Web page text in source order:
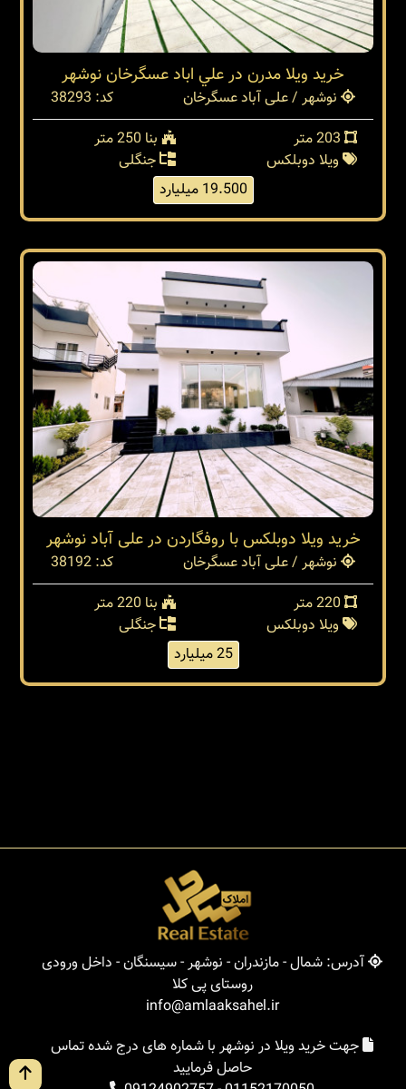
خريد ويلا مدرن در علي اباد عسگرخان نوشهر
نوشهر / علی آباد عسگرخان
کد: 38293
بنا 250 متر
ویلا دوبلکس
جنگلی
19.500 میلیارد
خرید ویلا دوبلکس با روفگاردن در علی آباد نوشهر
نوشهر / علی آباد عسگرخان
کد: 38192
بنا 220 متر
ویلا دوبلکس
جنگلی
25 میلیارد
آدرس: شمال - مازندران - نوشهر - سیسنگان - داخل ورودی
روستای پی کلا
info@amlaaksahel.ir
جهت خرید ویلا در نوشهر با شماره های درج شده تماس
حاصل فرمایید